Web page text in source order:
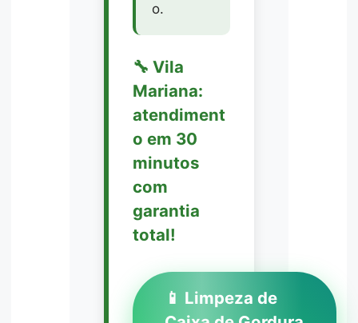
o.
🔧 Vila
Mariana:
atendiment
o em 30
minutos
com
garantia
total!
📱 Limpeza de